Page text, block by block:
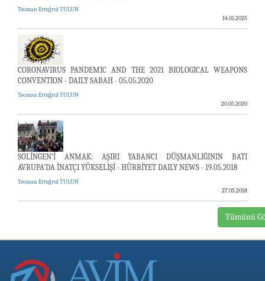
Teoman Ertuğrul TULUN
14.01.2025
CORONAVIRUS PANDEMIC AND THE 2021 BIOLOGICAL WEAPONS
CONVENTION - DAILY SABAH - 05.05.2020
Teoman Ertuğrul TULUN
20.05.2020
SOLİNGEN’İ ANMAK: AŞIRI YABANCI DÜŞMANLIĞININ BATI
AVRUPA’DA İNATÇI YÜKSELİŞİ - HÜRRİYET DAILY NEWS - 19.05.2018
Teoman Ertuğrul TULUN
27.05.2018
Tümünü